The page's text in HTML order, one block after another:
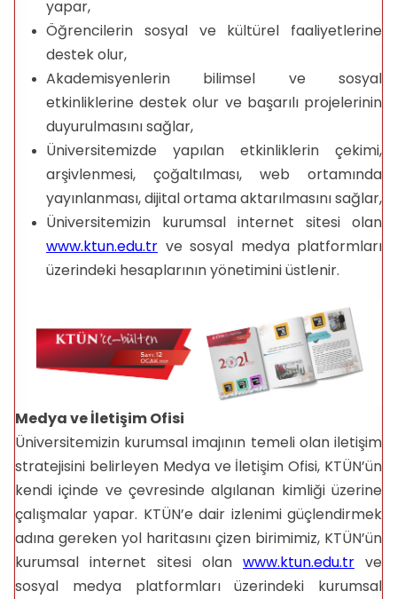
yapar,
Öğrencilerin sosyal ve kültürel faaliyetlerine
destek olur,
Akademisyenlerin bilimsel ve sosyal
etkinliklerine destek olur ve başarılı projelerinin
duyurulmasını sağlar,
Üniversitemizde yapılan etkinliklerin çekimi,
arşivlenmesi, çoğaltılması, web ortamında
yayınlanması, dijital ortama aktarılmasını sağlar,
Üniversitemizin kurumsal internet sitesi olan
www.ktun.edu.tr ve sosyal medya platformları
üzerindeki hesaplarının yönetimini üstlenir.
Medya ve İletişim Ofisi
Üniversitemizin kurumsal imajının temeli olan iletişim
stratejisini belirleyen Medya ve İletişim Ofisi, KTÜN’ün
kendi içinde ve çevresinde algılanan kimliği üzerine
çalışmalar yapar. KTÜN’e dair izlenimi güçlendirmek
adına gereken yol haritasını çizen birimimiz, KTÜN’ün
kurumsal internet sitesi olan www.ktun.edu.tr ve
sosyal medya platformları üzerindeki kurumsal